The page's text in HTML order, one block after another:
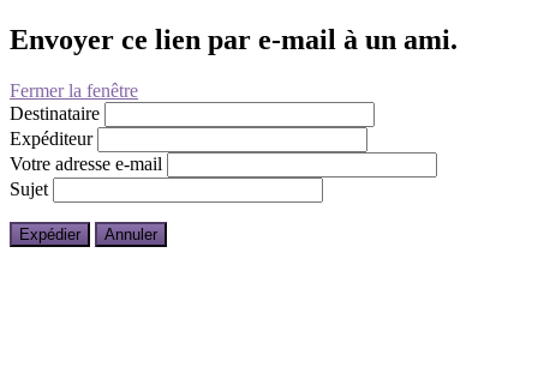
Envoyer ce lien par e-mail à un ami.
Fermer la fenêtre
Destinataire
Expéditeur
Votre adresse e-mail
Sujet
Expédier Annuler